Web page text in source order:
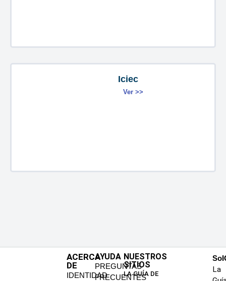
Iciec
Ver >>
ACERCA
DE
IDENTIDAD
AYUDA
PREGUNTAS
FRECUENTES
NUESTROS
SITIOS
LA GUÍA DE
La